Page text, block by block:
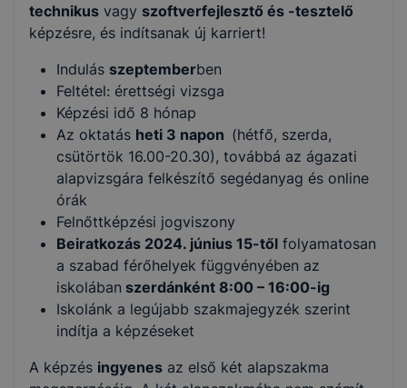
technikus vagy szoftverfejlesztő és -tesztelő
képzésre, és indítsanak új karriert!
Indulás szeptemberben
Feltétel: érettségi vizsga
Képzési idő 8 hónap
Az oktatás heti 3 napon (hétfő, szerda,
csütörtök 16.00-20.30), továbbá az ágazati
alapvizsgára felkészítő segédanyag és online
órák
Felnőttképzési jogviszony
Beiratkozás 2024. június 15-től folyamatosan
a szabad férőhelyek függvényében az
iskolában szerdánként 8:00 – 16:00-ig
Iskolánk a legújabb szakmajegyzék szerint
indítja a képzéseket
A képzés ingyenes az első két alapszakma